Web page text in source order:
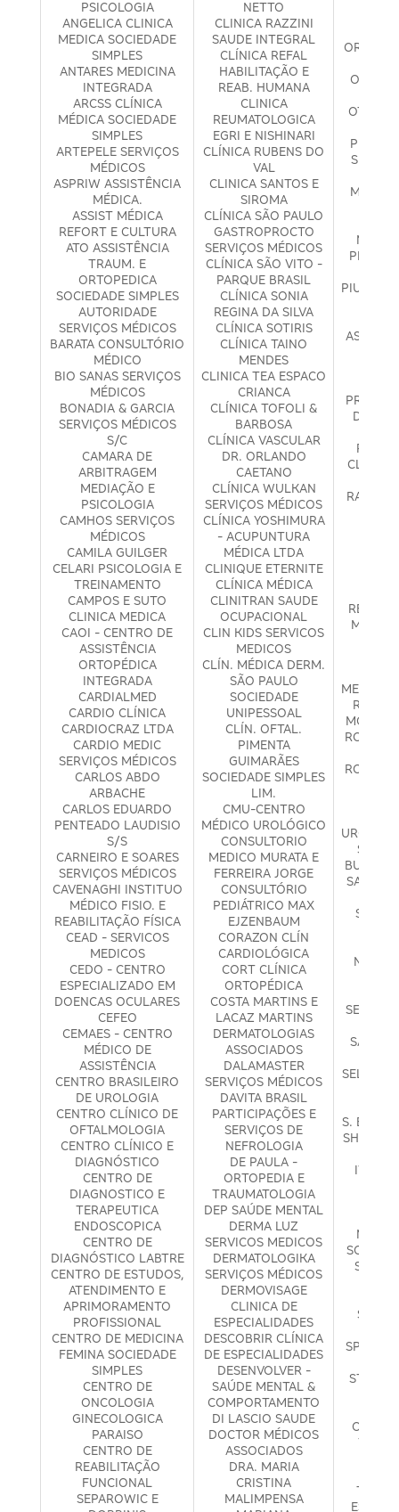
PSICOLOGIA
ANGELICA CLINICA
MEDICA SOCIEDADE
SIMPLES
ANTARES MEDICINA
INTEGRADA
ARCSS CLÍNICA
MÉDICA SOCIEDADE
SIMPLES
ARTEPELE SERVIÇOS
MÉDICOS
ASPRIW ASSISTÊNCIA
MÉDICA.
ASSIST MÉDICA
REFORT E CULTURA
ATO ASSISTÊNCIA
TRAUM. E
ORTOPEDICA
SOCIEDADE SIMPLES
AUTORIDADE
SERVIÇOS MÉDICOS
BARATA CONSULTÓRIO
MÉDICO
BIO SANAS SERVIÇOS
MÉDICOS
BONADIA & GARCIA
SERVIÇOS MÉDICOS
S/C
CAMARA DE
ARBITRAGEM
MEDIAÇÃO E
PSICOLOGIA
CAMHOS SERVIÇOS
MÉDICOS
CAMILA GUILGER
CELARI PSICOLOGIA E
TREINAMENTO
CAMPOS E SUTO
CLINICA MEDICA
CAOI - CENTRO DE
ASSISTÊNCIA
ORTOPÉDICA
INTEGRADA
CARDIALMED
CARDIO CLÍNICA
CARDIOCRAZ LTDA
CARDIO MEDIC
SERVIÇOS MÉDICOS
CARLOS ABDO
ARBACHE
CARLOS EDUARDO
PENTEADO LAUDISIO
S/S
CARNEIRO E SOARES
SERVIÇOS MÉDICOS
CAVENAGHI INSTITUO
MÉDICO FISIO. E
REABILITAÇÃO FÍSICA
CEAD - SERVICOS
MEDICOS
CEDO - CENTRO
ESPECIALIZADO EM
DOENCAS OCULARES
CEFEO
CEMAES - CENTRO
MÉDICO DE
ASSISTÊNCIA
CENTRO BRASILEIRO
DE UROLOGIA
CENTRO CLÍNICO DE
OFTALMOLOGIA
CENTRO CLÍNICO E
DIAGNÓSTICO
CENTRO DE
DIAGNOSTICO E
TERAPEUTICA
ENDOSCOPICA
CENTRO DE
DIAGNÓSTICO LABTRE
CENTRO DE ESTUDOS,
ATENDIMENTO E
APRIMORAMENTO
PROFISSIONAL
CENTRO DE MEDICINA
FEMINA SOCIEDADE
SIMPLES
CENTRO DE
ONCOLOGIA
GINECOLOGICA
PARAISO
CENTRO DE
REABILITAÇÃO
FUNCIONAL
SEPAROWIC E
NETTO
CLINICA RAZZINI
SAUDE INTEGRAL
CLÍNICA REFAL
HABILITAÇÃO E
REAB. HUMANA
CLINICA
REUMATOLOGICA
EGRI E NISHINARI
CLÍNICA RUBENS DO
VAL
CLINICA SANTOS E
SIROMA
CLÍNICA SÃO PAULO
GASTROPROCTO
SERVIÇOS MÉDICOS
CLÍNICA SÃO VITO -
PARQUE BRASIL
CLÍNICA SONIA
REGINA DA SILVA
CLÍNICA SOTIRIS
CLÍNICA TAINO
MENDES
CLINICA TEA ESPACO
CRIANCA
CLÍNICA TOFOLI &
BARBOSA
CLÍNICA VASCULAR
DR. ORLANDO
CAETANO
CLÍNICA WULKAN
SERVIÇOS MÉDICOS
CLÍNICA YOSHIMURA
- ACUPUNTURA
MÉDICA LTDA
CLINIQUE ETERNITE
CLÍNICA MÉDICA
CLINITRAN SAUDE
OCUPACIONAL
CLIN KIDS SERVICOS
MEDICOS
CLÍN. MÉDICA DERM.
SÃO PAULO
SOCIEDADE
UNIPESSOAL
CLÍN. OFTAL.
PIMENTA
GUIMARÃES
SOCIEDADE SIMPLES
LIM.
CMU-CENTRO
MÉDICO UROLÓGICO
CONSULTORIO
MEDICO MURATA E
FERREIRA JORGE
CONSULTÓRIO
PEDIÁTRICO MAX
EJZENBAUM
CORAZON CLÍN
CARDIOLÓGICA
CORT CLÍNICA
ORTOPÉDICA
COSTA MARTINS E
LACAZ MARTINS
DERMATOLOGIAS
ASSOCIADOS
DALAMASTER
SERVIÇOS MÉDICOS
DAVITA BRASIL
PARTICIPAÇÕES E
SERVIÇOS DE
NEFROLOGIA
DE PAULA -
ORTOPEDIA E
TRAUMATOLOGIA
DEP SAÚDE MENTAL
DERMA LUZ
SERVICOS MEDICOS
DERMATOLOGIKA
SERVIÇOS MÉDICOS
DERMOVISAGE
CLINICA DE
ESPECIALIDADES
DESCOBRIR CLÍNICA
DE ESPECIALIDADES
DESENVOLVER -
SAÚDE MENTAL &
COMPORTAMENTO
DI LASCIO SAUDE
DOCTOR MÉDICOS
ASSOCIADOS
DRA. MARIA
CRISTINA
MALIMPENSA
OTHUS
PIU
DE
CLÍNICA
ROSANA
ROSANA
BUCO
SÃO
S. E T.
SOL
SO